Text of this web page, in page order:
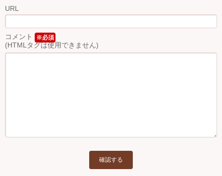
URL
コメント ※必須
(HTMLタグは使用できません)